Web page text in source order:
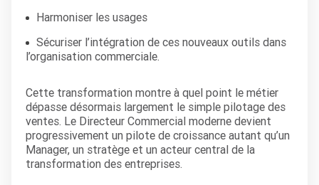
Harmoniser les usages
Sécuriser l’intégration de ces nouveaux outils dans
l’organisation commerciale.
Cette transformation montre à quel point le métier
dépasse désormais largement le simple pilotage des
ventes. Le Directeur Commercial moderne devient
progressivement un pilote de croissance autant qu’un
Manager, un stratège et un acteur central de la
transformation des entreprises.